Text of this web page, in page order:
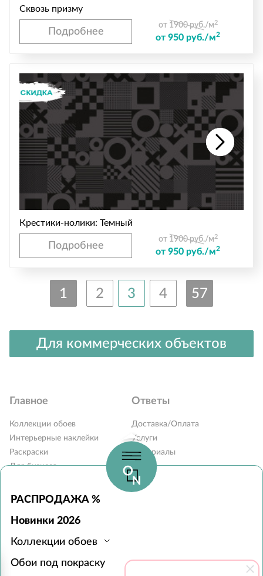
РАСПРОДАЖА %
Новинки 2026
Коллекции обоев
Обои под покраску
Сквозь призму
Подробнее
от 1900 руб./м 2
от 950 руб./м2
Крестики-нолики: Темный
Подробнее
от 1900 руб./м 2
от 950 руб./м2
1 2 3 4 57
Для коммерческих объектов
Главное
Коллекции обоев
Интерьерные наклейки
Раскраски
Для бизнеса
Ответы
Доставка/Оплата
Услуги
Материалы
Блог
Вопросы и ответы
Контакты
с 10:00 до 19:00 без выходных